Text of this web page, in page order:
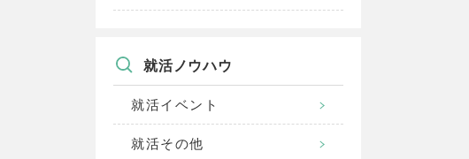
就活ノウハウ
就活イベント
就活その他